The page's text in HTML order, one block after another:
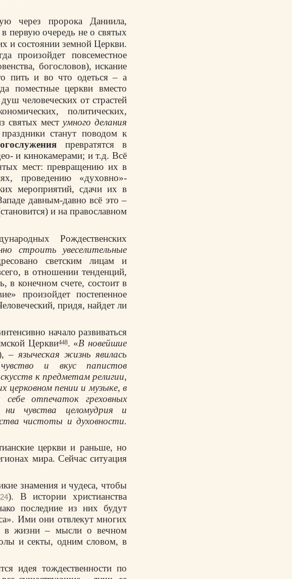
через пророка Даниила,
первую очередь не о святых
и состоянии земной Церкви.
произойдет повсеместное
богословов), искание
пить и во что одеться – а
поместные церкви вместо
человеческих от страстей
политических,
святых местумного делания
станут поводом к
превратятся в
и кинокамерами; и т.д. Всё
мест: превращению их в
проведению «духовно»-
мероприятий, сдачи их в
давным-давно всё это –
и на православном
Рождественских
строить увеселительные
светским лицам и
в отношении тенденций,
в конечном счете, состоит в
произойдет постепенное
придя, найдет ли
начало развиваться
Церкви448. «В новейшие
, – языческая жизнь явилась
и вкус папистов
к предметам религии,
церковном пении и музыке, в
отпечаток греховных
чувства целомудрия и
чистоты и духовности.
церкви и раньше, но
мира. Сейчас ситуация
знамения и чудеса, чтобы
). В истории христианства
последние из них будут
Ими они отвлекут многих
в жизни – мысли о вечном
и секты, одним словом, в
идея тождественности по